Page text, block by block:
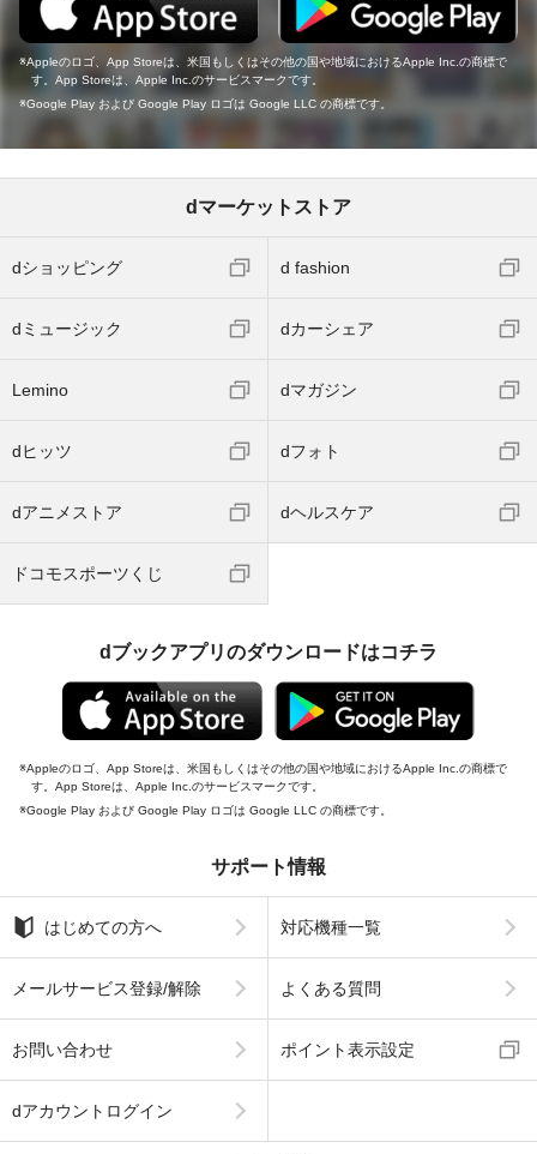
Appleのロゴ、App Storeは、米国もしくはその他の国や地域におけるApple Inc.の商標で
す。App Storeは、Apple Inc.のサービスマークです。
Google Play および Google Play ロゴは Google LLC の商標です。
dマーケットストア
dショッピング d fashion
dミュージック dカーシェア
Lemino dマガジン
dヒッツ dフォト
dアニメストア dヘルスケア
ドコモスポーツくじ
dブックアプリのダウンロードはコチラ
Appleのロゴ、App Storeは、米国もしくはその他の国や地域におけるApple Inc.の商標で
す。App Storeは、Apple Inc.のサービスマークです。
Google Play および Google Play ロゴは Google LLC の商標です。
サポート情報
はじめての方へ 対応機種一覧
メールサービス登録/解除 よくある質問
お問い合わせ ポイント表示設定
dアカウントログイン